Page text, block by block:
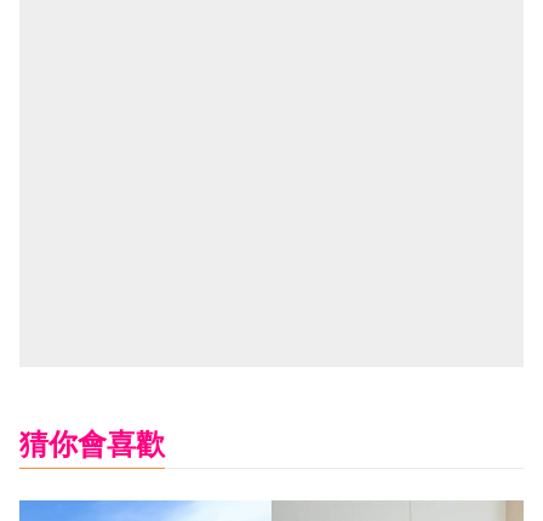
猜你會喜歡